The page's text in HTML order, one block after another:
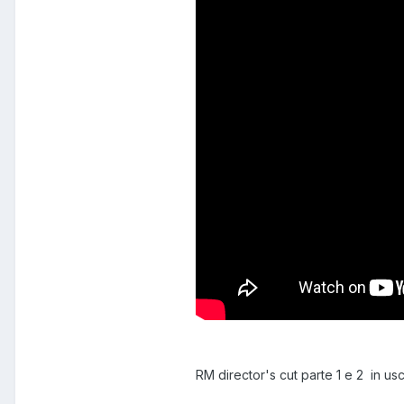
RM director's cut parte 1 e 2 in